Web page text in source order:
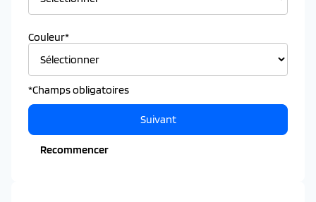
Couleur*
*Champs obligatoires
Recommencer
Suivant